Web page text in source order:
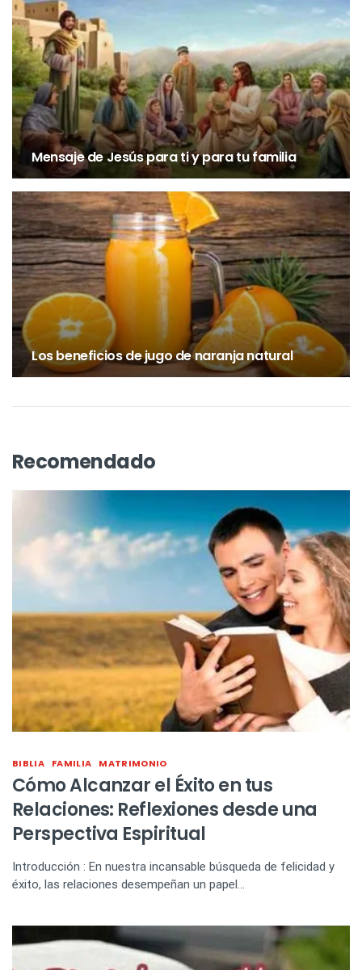
ORACIÓN
Oraciones breves de esperanza
para tu alma
Poderosa oración para dar
gracias a Dios por su bendición
Mensaje de Jesús para ti y para tu familia
Los beneficios de jugo de naranja natural
Recomendado
BIBLIA FAMILIA MATRIMONIO
Cómo Alcanzar el Éxito en tus
Relaciones: Reflexiones desde una
Perspectiva Espiritual
Introducción : En nuestra incansable búsqueda de felicidad y
éxito, las relaciones desempeñan un papel…